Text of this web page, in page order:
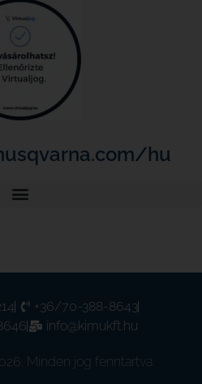
hu
Minden jog fenntartva.
+36/70-388-8643
info@kimukft.hu